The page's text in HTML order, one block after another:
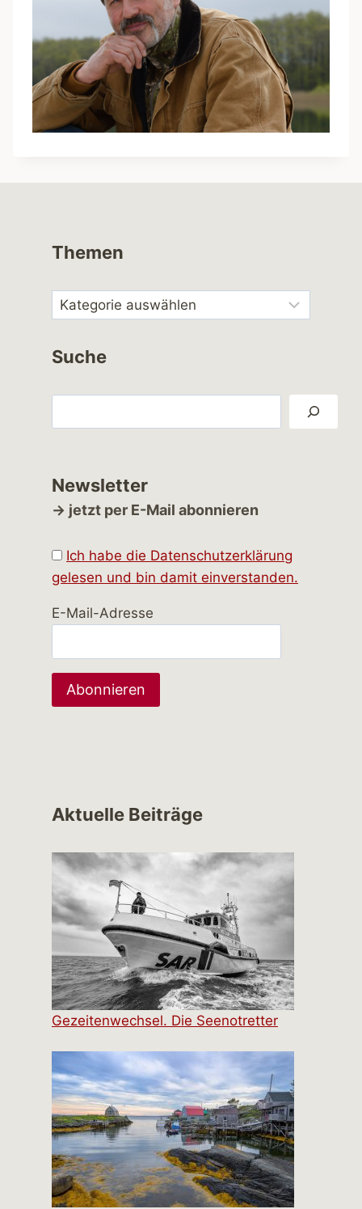
Themen
Suche
Newsletter
→ jetzt per E-Mail abonnieren
Ich habe die Datenschutzerklärung
gelesen und bin damit einverstanden.
E-Mail-Adresse
Aktuelle Beiträge
Gezeitenwechsel. Die Seenotretter